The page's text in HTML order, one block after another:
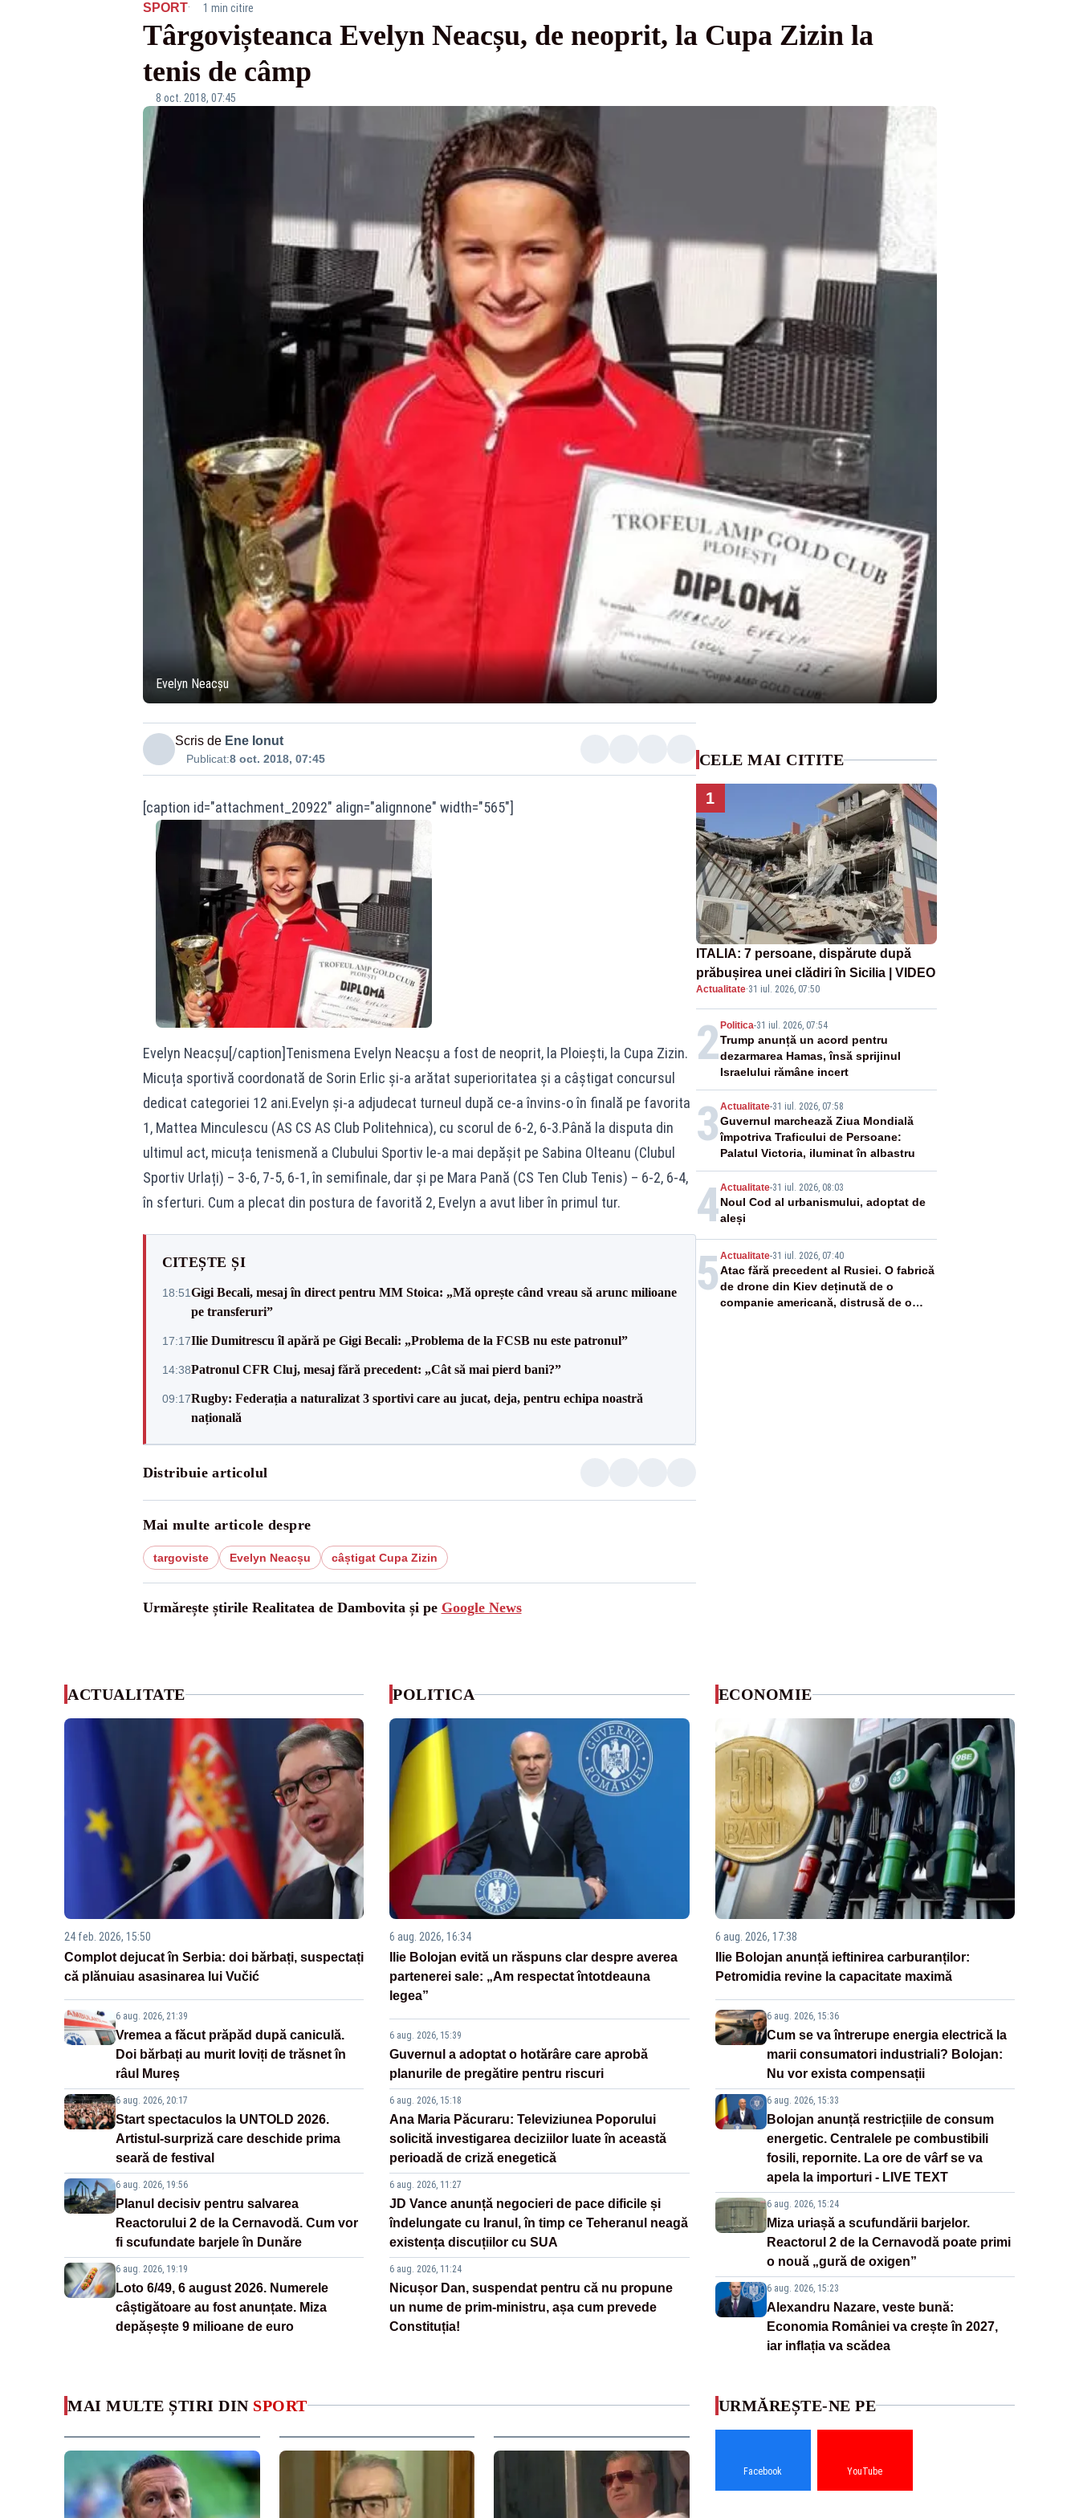
SPORT· 1 min citire
Târgovișteanca Evelyn Neacșu, de neoprit, la Cupa Zizin la
tenis de câmp
8 oct. 2018, 07:45
Evelyn Neacșu
Scris de Ene Ionut
Publicat:8 oct. 2018, 07:45
[caption id="attachment_20922" align="alignnone" width="565"]
Evelyn Neacșu[/caption]Tenismena Evelyn Neacșu a fost de neoprit, la Ploiești, la Cupa Zizin.
Micuța sportivă coordonată de Sorin Erlic și-a arătat superioritatea și a câștigat concursul
dedicat categoriei 12 ani.Evelyn și-a adjudecat turneul după ce-a învins-o în finală pe favorita
1, Mattea Minculescu (AS CS AS Club Politehnica), cu scorul de 6-2, 6-3.Până la disputa din
ultimul act, micuța tenismenă a Clubului Sportiv le-a mai depășit pe Sabina Olteanu (Clubul
Sportiv Urlați) – 3-6, 7-5, 6-1, în semifinale, dar și pe Mara Pană (CS Ten Club Tenis) – 6-2, 6-4,
în sferturi. Cum a plecat din postura de favorită 2, Evelyn a avut liber în primul tur.
CITEȘTE ȘI
18:51Gigi Becali, mesaj în direct pentru MM Stoica: „Mă oprește când vreau să arunc milioane
pe transferuri”
17:17Ilie Dumitrescu îl apără pe Gigi Becali: „Problema de la FCSB nu este patronul”
14:38Patronul CFR Cluj, mesaj fără precedent: „Cât să mai pierd bani?”
09:17Rugby: Federația a naturalizat 3 sportivi care au jucat, deja, pentru echipa noastră
națională
Distribuie articolul
Mai multe articole despre
targoviste Evelyn Neacșu câștigat Cupa Zizin
Urmărește știrile Realitatea de Dambovita și pe Google News
CELE MAI CITITE
1
ITALIA: 7 persoane, dispărute după
prăbușirea unei clădiri în Sicilia | VIDEO
Actualitate·31 iul. 2026, 07:50
2 Politica-31 iul. 2026, 07:54
Trump anunță un acord pentru
dezarmarea Hamas, însă sprijinul
Israelului rămâne incert
3 Actualitate-31 iul. 2026, 07:58
Guvernul marchează Ziua Mondială
împotriva Traficului de Persoane:
Palatul Victoria, iluminat în albastru
4Actualitate-31 iul. 2026, 08:03
Noul Cod al urbanismului, adoptat de
aleși
5 Actualitate-31 iul. 2026, 07:40
Atac fără precedent al Rusiei. O fabrică
de drone din Kiev deținută de o
companie americană, distrusă de o
ACTUALITATE
24 feb. 2026, 15:50
Complot dejucat în Serbia: doi bărbați, suspectați
că plănuiau asasinarea lui Vučić
6 aug. 2026, 21:39
Vremea a făcut prăpăd după caniculă.
Doi bărbați au murit loviți de trăsnet în
râul Mureș
6 aug. 2026, 20:17
Start spectaculos la UNTOLD 2026.
Artistul-surpriză care deschide prima
seară de festival
6 aug. 2026, 19:56
Planul decisiv pentru salvarea
Reactorului 2 de la Cernavodă. Cum vor
fi scufundate barjele în Dunăre
6 aug. 2026, 19:19
Loto 6/49, 6 august 2026. Numerele
câștigătoare au fost anunțate. Miza
depășește 9 milioane de euro
POLITICA
6 aug. 2026, 16:34
Ilie Bolojan evită un răspuns clar despre averea
partenerei sale: „Am respectat întotdeauna
legea”
6 aug. 2026, 15:39
Guvernul a adoptat o hotărâre care aprobă
planurile de pregătire pentru riscuri
6 aug. 2026, 15:18
Ana Maria Păcuraru: Televiziunea Poporului
solicită investigarea deciziilor luate în această
perioadă de criză enegetică
6 aug. 2026, 11:27
JD Vance anunță negocieri de pace dificile și
îndelungate cu Iranul, în timp ce Teheranul neagă
existența discuțiilor cu SUA
6 aug. 2026, 11:24
Nicușor Dan, suspendat pentru că nu propune
un nume de prim-ministru, așa cum prevede
Constituția!
ECONOMIE
6 aug. 2026, 17:38
Ilie Bolojan anunță ieftinirea carburanților:
Petromidia revine la capacitate maximă
6 aug. 2026, 15:36
Cum se va întrerupe energia electrică la
marii consumatori industriali? Bolojan:
Nu vor exista compensații
6 aug. 2026, 15:33
Bolojan anunță restricțiile de consum
energetic. Centralele pe combustibili
fosili, repornite. La ore de vârf se va
apela la importuri - LIVE TEXT
6 aug. 2026, 15:24
Miza uriașă a scufundării barjelor.
Reactorul 2 de la Cernavodă poate primi
o nouă „gură de oxigen”
6 aug. 2026, 15:23
Alexandru Nazare, veste bună:
Economia României va crește în 2027,
iar inflația va scădea
MAI MULTE ȘTIRI DIN SPORT URMĂREȘTE-NE PE
Facebook YouTube